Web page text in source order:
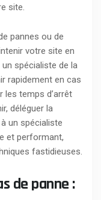
site.
pannes ou de
votre site en
spécialiste de la
rapidement en cas
les temps d’arrêt
déléguer la
un spécialiste
et performant,
fastidieuses.
de panne :